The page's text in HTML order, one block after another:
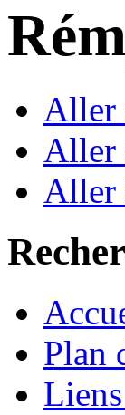
Aller
Aller
Aller
Plan